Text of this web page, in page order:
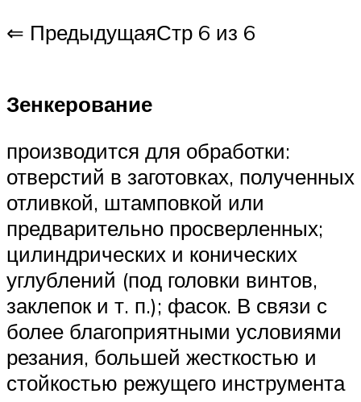
⇐ ПредыдущаяСтр 6 из 6
Зенкерование
производится для обработки:
отверстий в заготовках, полученных
отливкой, штамповкой или
предварительно просверленных;
цилиндрических и конических
углублений (под головки винтов,
заклепок и т. п.); фасок. В связи с
более благоприятными условиями
резания, большей жесткостью и
стойкостью режущего инструмента